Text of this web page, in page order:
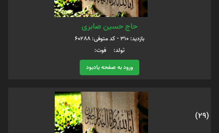
حاج حسین صابری
بازدید: 310 - کد متوفی: 60288
تولد: فوت:
ورود به صفحه یادبود
(29)